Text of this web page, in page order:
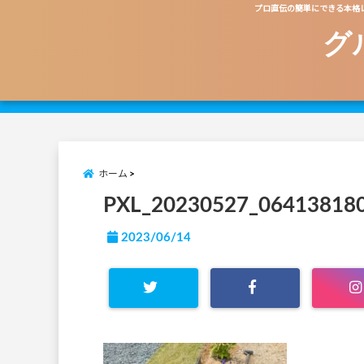
プロ直伝の簡単にできる本格
グ
ホーム
2023/06/14